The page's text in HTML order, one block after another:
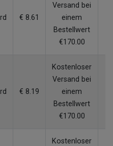
€ 8.61
Versand bei
einem
Bestellwert
€170.00
€ 8.19
Kostenloser
Versand bei
einem
Bestellwert
€170.00
Kostenloser